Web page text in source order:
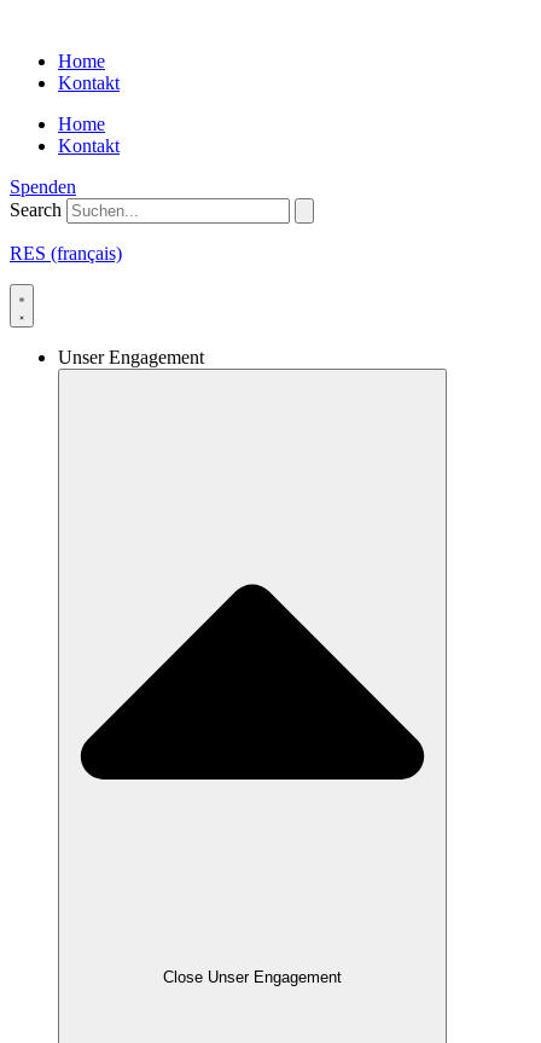
contentHome
Kontakt
Home
Kontakt
Spenden
Search
RES (français)
Unser Engagement
Close Unser Engagement